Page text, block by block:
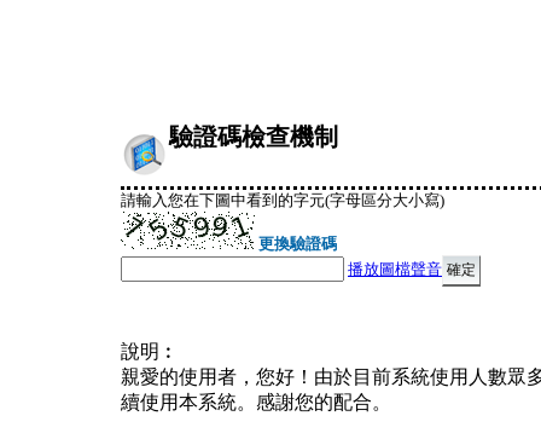
驗證碼檢查機制
請輸入您在下圖中看到的字元(字母區分大小寫)
更換驗證碼
播放圖檔聲音
說明︰
親愛的使用者，您好！由於目前系統使用人數眾
續使用本系統。感謝您的配合。